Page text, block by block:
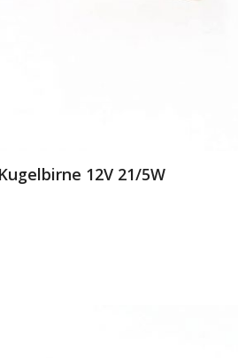
12V 21/5W